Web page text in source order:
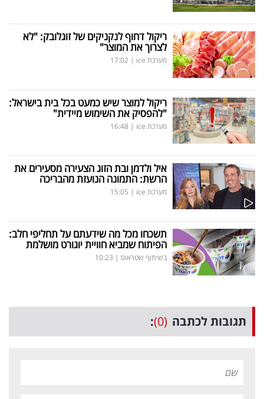
ריקול דחוף לנקניקים של זוגלובק: "לא
לצרוך את המוצר"
מערכת ice |
17:02
ריקול למוצר שיש כמעט בכל בית בישראל:
"להפסיק את השימוש מיידית"
מערכת ice |
16:48
איל ולדמן ובת הזוג הצעירה מסעירים את
הרשת: התמונה הנועזת מהבריכה
מערכת ice |
15:05
תשכחו מכל מה שידעתם על תחליפי חלב:
הפיתוח שמביא חוויית יוגורט מושלמת
בשיתוף שטראוס |
10:23
תגובות לכתבה (0)
: